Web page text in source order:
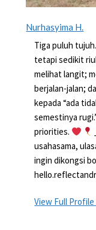
Nurhasyima H.
Tiga puluh
tetapi sedikit
melihat langit;
berjalan-jalan;
kepada “ada
semestinya
priorities.
usahasama,
ingin dikongsi
View Full